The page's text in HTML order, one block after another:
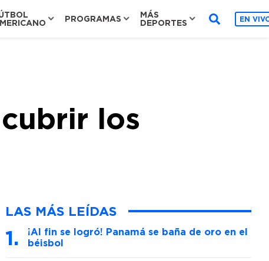
PROGRAMAS
MÁS
DEPORTES
EN
los
LAS MÁS LEÍDAS
¡Al fin se logró! Panamá se baña de oro en el
béisbol